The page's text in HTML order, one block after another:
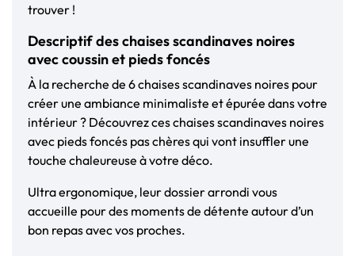
trouver !
Descriptif des chaises scandinaves noires
avec coussin et pieds foncés
À la recherche de 6 chaises scandinaves noires pour
créer une ambiance minimaliste et épurée dans votre
intérieur ? Découvrez ces chaises scandinaves noires
avec pieds foncés pas chères qui vont insuffler une
touche chaleureuse à votre déco.
Ultra ergonomique, leur dossier arrondi vous
accueille pour des moments de détente autour d’un
bon repas avec vos proches.